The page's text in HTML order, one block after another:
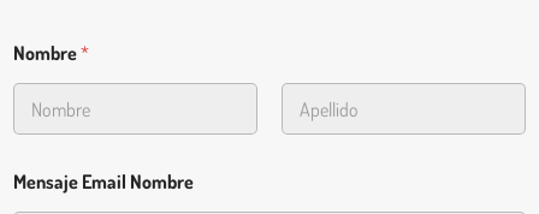
Nombre*
Mensaje Email Nombre